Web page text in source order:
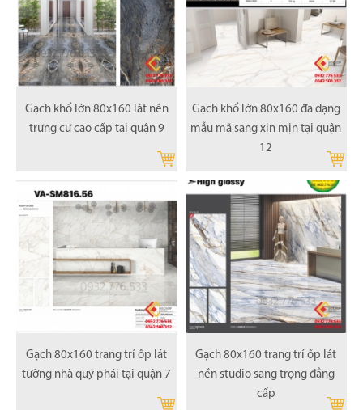
Gạch khổ lớn 80x160 lát nền
trưng cư cao cấp tại quận 9
Gạch khổ lớn 80x160 đa dạng
mẫu mã sang xịn mịn tại quận
12
Gạch 80x160 trang trí ốp lát
tường nhà quý phái tại quận 7
Gạch 80x160 trang trí ốp lát
nền studio sang trọng đẳng
cấp